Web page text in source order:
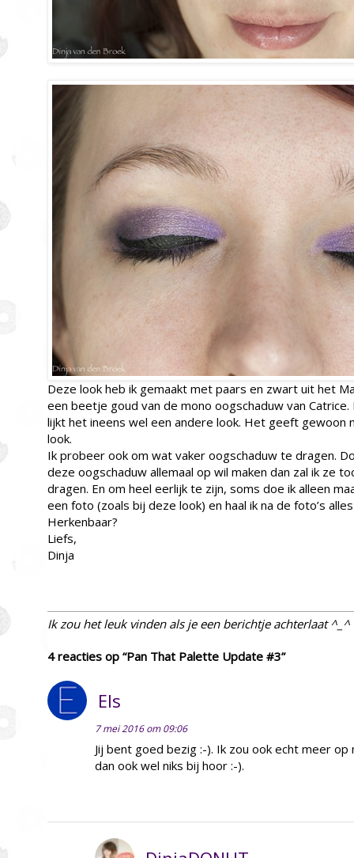
Deze look heb ik gemaakt met paars en zwart uit het
een beetje goud van de mono oogschaduw van
lijkt het ineens wel een andere look. Het geeft gewoon
look.
Ik probeer ook om wat vaker oogschaduw te dragen.
deze oogschaduw allemaal op wil maken dan zal ik ze
dragen. En om heel eerlijk te zijn, soms doe ik alleen
een foto (zoals bij deze look) en haal ik na de foto’s
Herkenbaar?
Liefs,
Dinja
Ik zou het leuk vinden als je een berichtje achterlaat ^_^
4 reacties op “Pan That Palette Update #3”
Els
7 mei 2016 om 09:06
Jij bent goed bezig :-). Ik zou ook echt meer op
dan ook wel niks bij hoor :-).